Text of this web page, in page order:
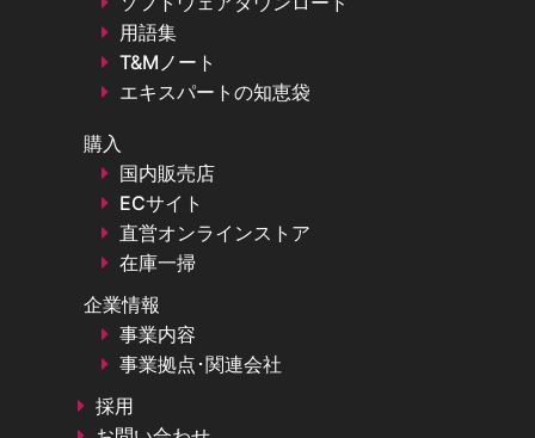
用語集
T&Mノート
エキスパートの知恵袋
購入
国内販売店
ECサイト
直営オンラインストア
在庫一掃
企業情報
事業内容
事業拠点･関連会社
採用